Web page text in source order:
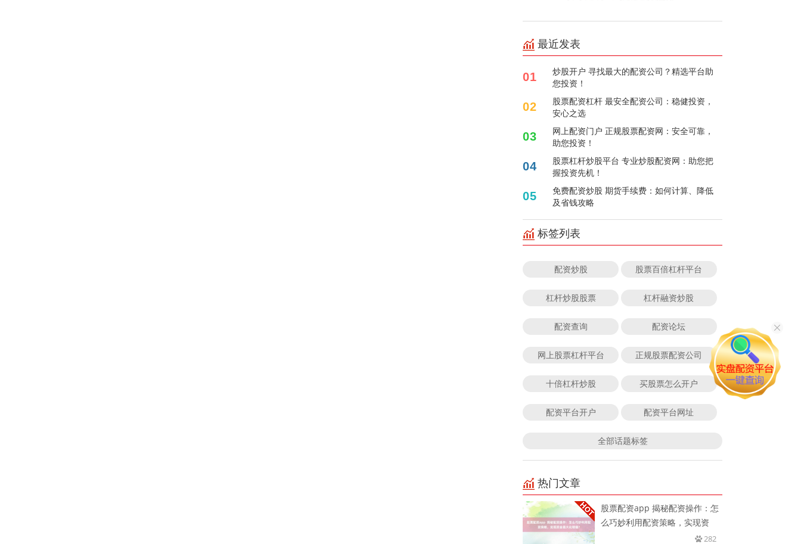
最近发表
01
炒股开户 寻找最大的配资公司？精选平台助
您投资！
02
股票配资杠杆 最安全配资公司：稳健投资，
安心之选
03
网上配资门户 正规股票配资网：安全可靠，
助您投资！
04
股票杠杆炒股平台 专业炒股配资网：助您把
握投资先机！
05
免费配资炒股 期货手续费：如何计算、降低
及省钱攻略
标签列表
配资炒股 股票百倍杠杆平台
杠杆炒股股票 杠杆融资炒股
配资查询 配资论坛
网上股票杠杆平台 正规股票配资公司
十倍杠杆炒股 买股票怎么开户
配资平台开户 配资平台网址
全部话题标签
热门文章
股票配资app 揭秘配资操作：怎
么巧妙利用配资策略，实现资
282